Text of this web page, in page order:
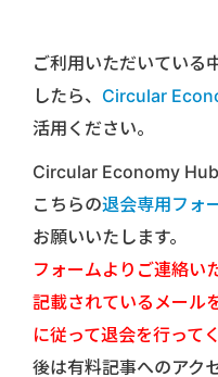
ご利用いただいている
したら、 Circular
活用ください。
Circular Economy Hub
こちらの退会専用フォ
お願いいたします。
フォームよりご連絡い
記載されているメール
に従って退会を行って
後は有料記事へのアク